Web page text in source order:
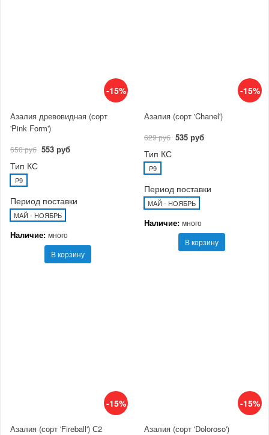
-15%
Азалия древовидная (сорт
'Pink Form')
650 руб 553 руб
Тип КС
P9
Период поставки
МАЙ - НОЯБРЬ
Наличие: много
В корзину
-15%
Азалия (сорт 'Chanel')
629 руб 535 руб
Тип КС
P9
Период поставки
МАЙ - НОЯБРЬ
Наличие: много
В корзину
-15%
Азалия (сорт 'Fireball') С2
-15%
Азалия (сорт 'Doloroso')